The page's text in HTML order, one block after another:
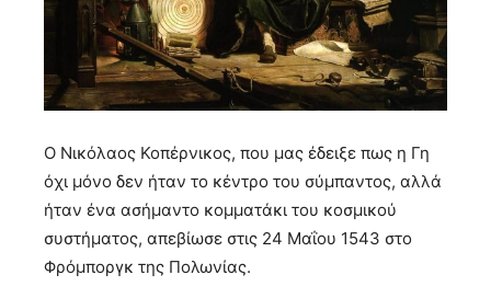
Ο Νικόλαος Κοπέρνικος, που μας έδειξε πως η Γη
όχι μόνο δεν ήταν το κέντρο του σύμπαντος, αλλά
ήταν ένα ασήμαντο κομματάκι του κοσμικού
συστήματος, απεβίωσε στις 24 Μαΐου 1543 στο
Φρόμποργκ της Πολωνίας.